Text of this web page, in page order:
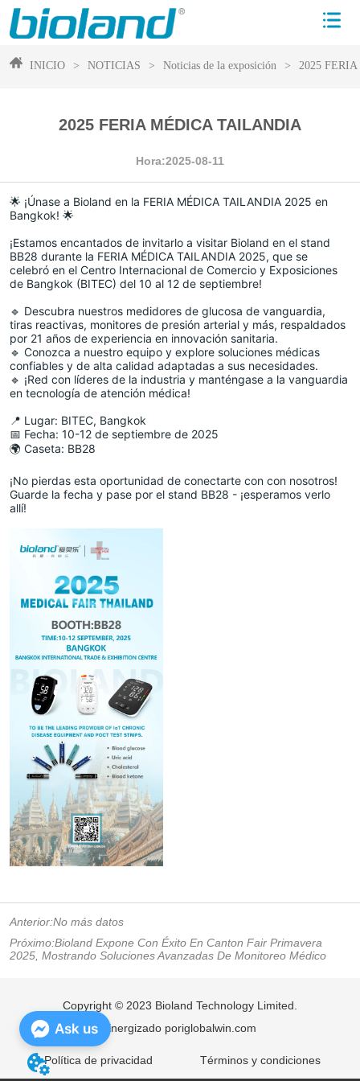
INICIO > NOTICIAS > Noticias de la exposición > 2025
2025 FERIA MÉDICA TAILANDIA
Hora:2025-08-11
Anterior:No más datos
Próximo:Bioland Expone Con Éxito En Canton Fair Primavera
2025, Mostrando Soluciones Avanzadas De Monitoreo Médico
Copyright © 2023 Bioland Technology Limited.
Energizado poriglobalwin.com
Política de privacidad Términos y condiciones
Ask us